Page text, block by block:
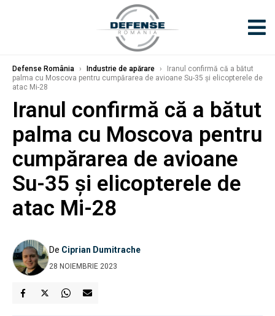
Defense România › Industrie de apărare ›
Iranul confirmă că a bătut
palma cu Moscova pentru cumpărarea de avioane Su-35 și elicopterele de
atac Mi-28
Iranul confirmă că a bătut
palma cu Moscova pentru
cumpărarea de avioane
Su-35 și elicopterele de
atac Mi-28
De Ciprian Dumitrache
28 NOIEMBRIE 2023